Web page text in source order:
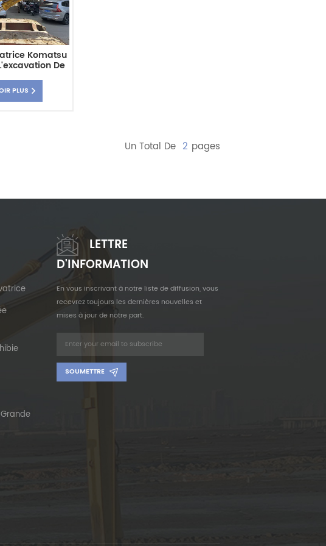
Komatsu
De
PLUS
Un Total De 2 Pages
LETTRE
D'INFORMATION
En vous inscrivant à notre liste de diffusion, vous
recevrez toujours les dernières nouvelles et
mises à jour de notre part.
SOUMETTRE